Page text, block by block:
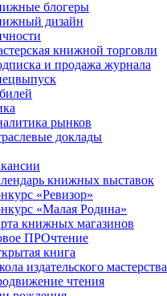
блогеры
дизайн
книжной торговли
и продажа журнала
рынков
доклады
книжных выставок
«Ревизор»
«Малая Родина»
книжных магазинов
ПРОчтение
книга
издательского мастерства
чтения